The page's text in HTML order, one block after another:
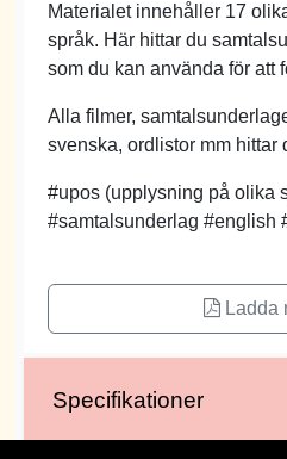
Materialet innehåller 17
språk. Här hittar du
som du kan använda för att
Alla filmer,
svenska, ordlistor mm hittar
#upos (upplysning på olika
#samtalsunderlag #english
Ladda
Specifikationer